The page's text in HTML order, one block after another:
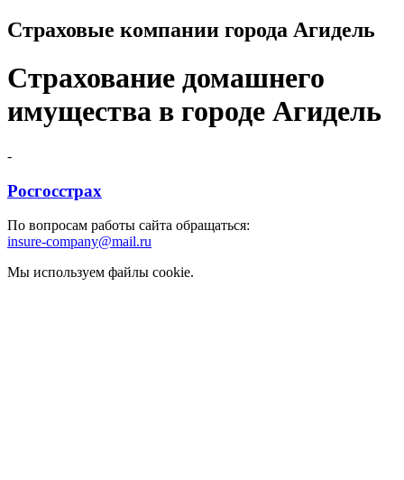
Страховые компании города Агидель
Страхование домашнего
имущества в городе Агидель
-
Росгосстрах
По вопросам работы сайта обращаться:
insure-company@mail.ru
Мы используем файлы cookie.